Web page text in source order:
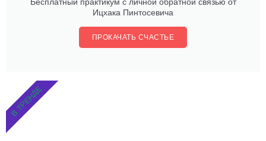
Бесплатный практикум с личной обратной связью от
Ицхака Пинтосевича
ПРОКАЧАТЬ СЧАСТЬЕ
В ТРЕНДЕ